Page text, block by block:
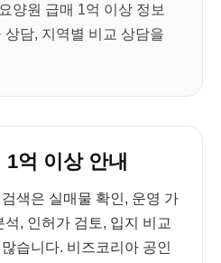
양원 급매 1억 이상 정보
담, 지역별 비교 상담을
억 이상 안내
색은 실매물 확인, 운영 가
, 인허가 검토, 입지 비교
습니다. 비즈코리아 공인